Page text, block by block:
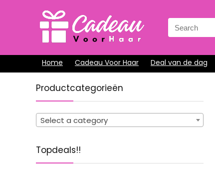
Search
for:
Home Cadeau Voor Haar Deal van de dag
Productcategorieën
Select a category
Topdeals!!